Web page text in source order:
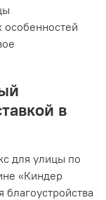
особенностей
в
для улицы по
«Киндер